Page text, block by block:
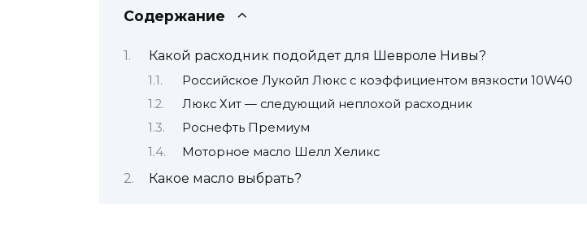
Содержание
Какой расходник подойдет для Шевроле Нивы?
Российское Лукойл Люкс с коэффициентом вязкости 10W40
Люкс Хит — следующий неплохой расходник
Роснефть Премиум
Моторное масло Шелл Хеликс
Какое масло выбрать?